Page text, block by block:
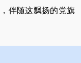
伴随这飘扬的党旗